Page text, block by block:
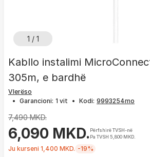
1 / 1
Kabllo instalimi
305m, e bardhë
Vlerëso
• Garancioni: 1 vit • Kodi:
7,490 MKD.
6,090 MKD.Përfshirë TVSH-në
Pa TVSH 5,800 MKD.
Ju kurseni 1,400 MKD. -19%